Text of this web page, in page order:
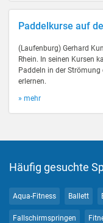
Paddelkurse auf
(Laufenburg) Gerhard
Rhein. In seinen Kursen
Paddeln in der
erlernen.
» mehr
Häufig gesuchte
Aqua-Fitness Ballett
Fallschirmspringen